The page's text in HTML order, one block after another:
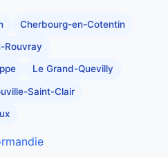
Cherbourg-en-Cotentin
Rouvray
Le Grand-Quevilly
Saint-Clair